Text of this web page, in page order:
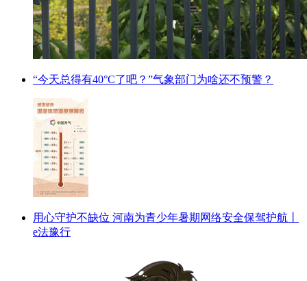
“今天总得有40°C了吧？”气象部门为啥还不预警？
用心守护不缺位 河南为青少年暑期网络安全保驾护航丨
e法豫行